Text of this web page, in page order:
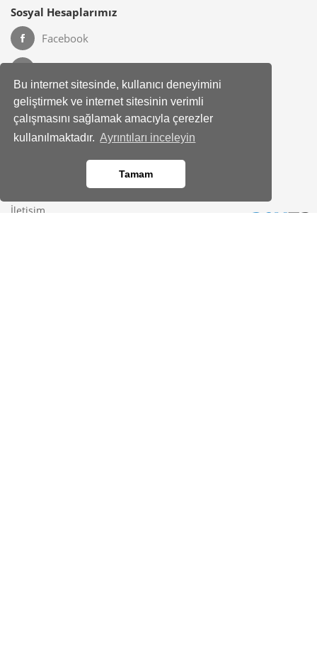
Bu internet sitesinde, kullanıcı deneyimini
geliştirmek ve internet sitesinin verimli
çalışmasını sağlamak amacıyla çerezler
kullanılmaktadır. Ayrıntıları inceleyin
Tamam
Sosyal Hesaplarımız
Facebook
Kurumsal
Hakkımızda
İletişim